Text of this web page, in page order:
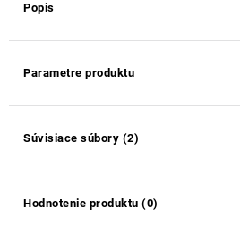
Popis
Parametre produktu
Súvisiace súbory (2)
Hodnotenie produktu (0)